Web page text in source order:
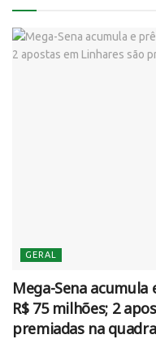
GERAL
Mega-Sena
R$ 75 milhões; 2
premiadas na quadra